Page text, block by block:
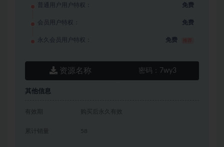
普通用户用户特权： 免费
会员用户特权： 免费
永久会员用户特权： 免费
资源名称 密码： 7wy3
其他信息
有效期 购买后永久有效
累计销量 58